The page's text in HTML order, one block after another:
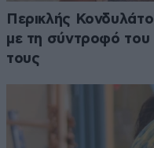
Περικλής
με τη σύντροφό του
τους